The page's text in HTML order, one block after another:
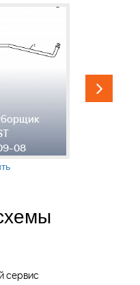
08
сервис